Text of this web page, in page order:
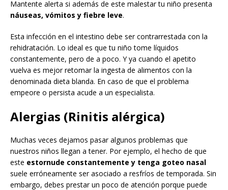
Mantente alerta si además de este malestar tu niño presenta
náuseas, vómitos y fiebre leve.
Esta infección en el intestino debe ser contrarrestada con la
rehidratación. Lo ideal es que tu niño tome líquidos
constantemente, pero de a poco. Y ya cuando el apetito
vuelva es mejor retomar la ingesta de alimentos con la
denominada dieta blanda. En caso de que el problema
empeore o persista acude a un especialista.
Alergias (Rinitis alérgica)
Muchas veces dejamos pasar algunos problemas que
nuestros niños llegan a tener. Por ejemplo, el hecho de que
este estornude constantemente y tenga goteo nasal
suele erróneamente ser asociado a resfríos de temporada. Sin
embargo, debes prestar un poco de atención porque puede